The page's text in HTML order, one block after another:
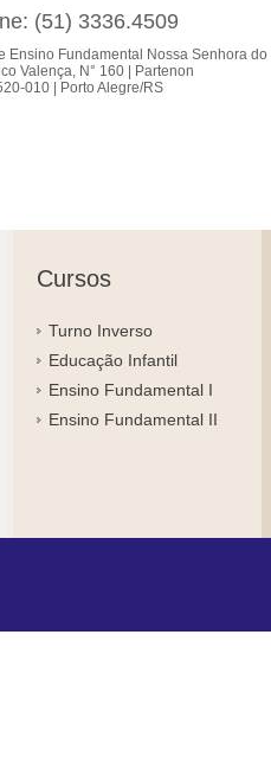
(51) 3336.4509
Ensino Fundamental Nossa Senhora do
Valença, N° 160 | Partenon
010 | Porto Alegre/RS
Cursos
Turno Inverso
Educação Infantil
Ensino Fundamental I
Ensino Fundamental II